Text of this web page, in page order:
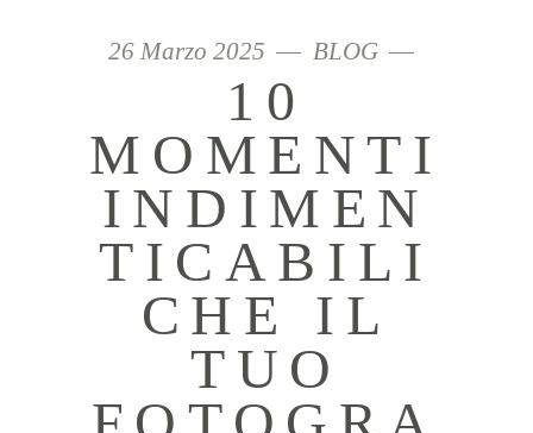
26 Marzo 2025 BLOG
10
MOMENTI
INDIMEN
TICABILI
CHE IL
TUO